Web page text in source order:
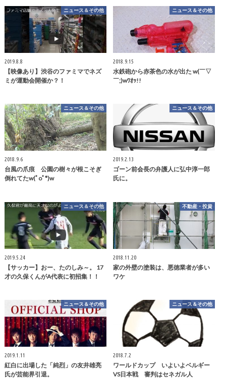
ニュース＆その他
2019.8.8
【映像あり】渋谷のファミマでネズ
ミが運動会開催か？！
ニュース＆その他
2018.9.15
水鉄砲から赤茶色の水が出た w(￣▽
￣;)wﾜｵｯ!!
ニュース＆その他
2018.9.6
台風の爪痕 公園の樹々が根こそぎ
倒れてたw(ﾟoﾟ*)w
ニュース＆その他
2019.2.13
ゴーン前会長の弁護人に弘中淳一郎
氏に。
ニュース＆その他
2019.5.24
【サッカー】おー、たのしみ～。 17
才の久保くんがA代表に初招集！！
不動産・投資
2018.11.20
家の外壁の塗装は、悪徳業者が多い
ワケ
ニュース＆その他
2019.1.11
紅白に出場した「純烈」の友井雄亮
氏が芸能界引退。
ニュース＆その他
2018.7.2
ワールドカップ いよいよベルギー
VS日本戦 審判はセネガル人